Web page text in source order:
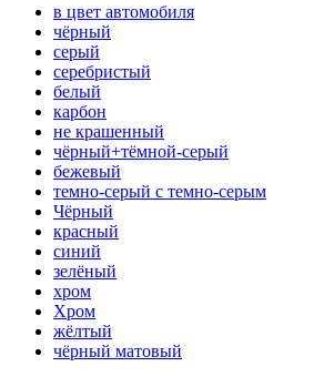
в цвет автомобиля
чёрный
серый
серебристый
белый
карбон
нe кpaшeнный
чёрный+тёмной-серый
бежевый
темно-серый с темно-серым
Чёрный
красный
синий
зелёный
хром
Хром
жёлтый
чёрный матовый